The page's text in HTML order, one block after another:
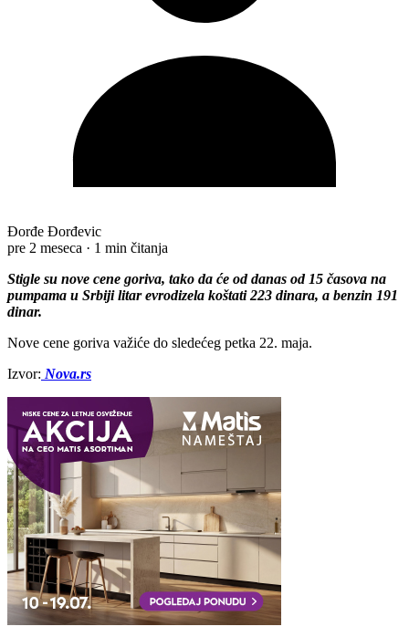
Đorđe Đorđevic
pre 2 meseca · 1 min čitanja
Stigle su nove cene goriva, tako da će od danas od 15 časova na
pumpama u Srbiji litar evrodizela koštati 223 dinara, a benzin 191
dinar.
Nove cene goriva važiće do sledećeg petka 22. maja.
Izvor: Nova.rs